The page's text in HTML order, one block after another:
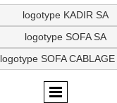
logotype KADIR SA
logotype SOFA SA
logotype SOFA CABLAGE